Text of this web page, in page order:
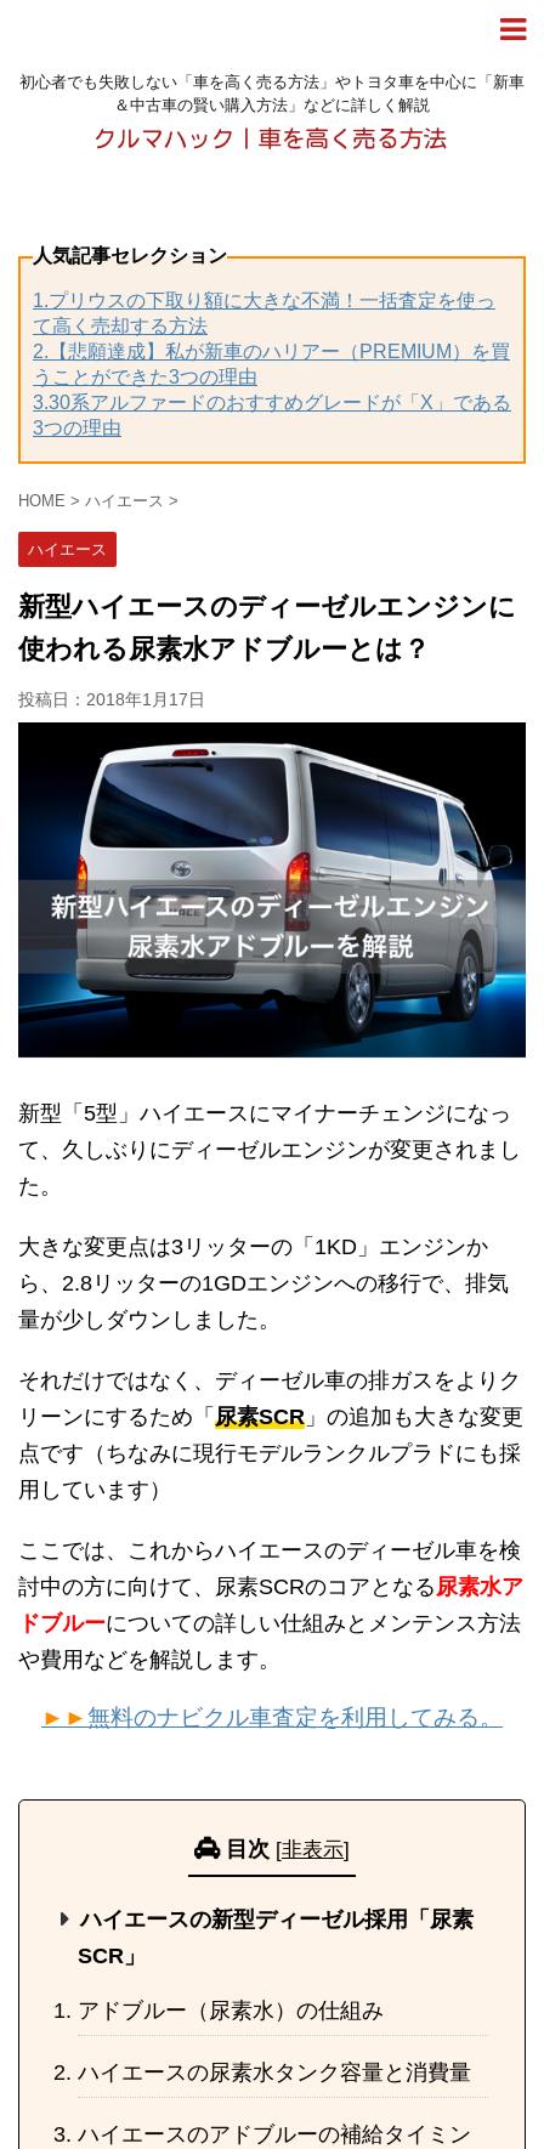
初心者でも失敗しない「車を高く売る方法」やトヨタ車を中心に「新車
＆中古車の賢い購入方法」などに詳しく解説
人気記事セレクション
1.プリウスの下取り額に大きな不満！一括査定を使っ
て高く売却する方法
2.【悲願達成】私が新車のハリアー（PREMIUM）を買
うことができた3つの理由
3.30系アルファードのおすすめグレードが「X」である
3つの理由
HOME > ハイエース >
ハイエース
新型ハイエースのディーゼルエンジンに
使われる尿素水アドブルーとは？
投稿日： 2018年1月17日
新型「5型」ハイエースにマイナーチェンジになっ
て、久しぶりにディーゼルエンジンが変更されまし
た。
大きな変更点は3リッターの「1KD」エンジンか
ら、2.8リッターの1GDエンジンへの移行で、排気
量が少しダウンしました。
それだけではなく、ディーゼル車の排ガスをよりク
リーンにするため「 尿素SCR 」の追加も大きな変更
点です（ちなみに現行モデルランクルプラドにも採
用しています）
ここでは、これからハイエースのディーゼル車を検
討中の方に向けて、尿素SCRのコアとなる尿素水ア
ドブルーについての詳しい仕組みとメンテンス方法
や費用などを解説します。
►►無料のナビクル車査定を利用してみる。
目次 [非表示]
ハイエースの新型ディーゼル採用「尿素
SCR」
アドブルー（尿素水）の仕組み
ハイエースの尿素水タンク容量と消費量
ハイエースのアドブルーの補給タイミン